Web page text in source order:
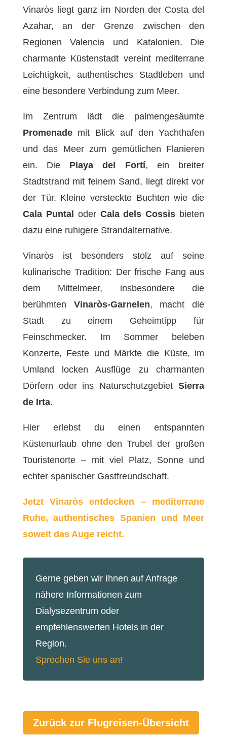
Vinaròs liegt ganz im Norden der Costa del
Azahar, an der Grenze zwischen den
Regionen Valencia und Katalonien. Die
charmante Küstenstadt vereint mediterrane
Leichtigkeit, authentisches Stadtleben und
eine besondere Verbindung zum Meer.
Im Zentrum lädt die palmengesäumte
Promenademit Blick auf den Yachthafen
und das Meer zum gemütlichen Flanieren
ein. Die Playa del Fortí, ein breiter
Stadtstrand mit feinem Sand, liegt direkt vor
der Tür. Kleine versteckte Buchten wie die
Cala Puntal
oder Cala dels Cossis bieten
dazu eine ruhigere Strandalternative.
Vinaròs ist besonders stolz auf seine
kulinarische Tradition: Der frische Fang aus
dem Mittelmeer, insbesondere die
berühmten Vinaròs-Garnelen, macht die
Stadt zu einem Geheimtipp für
Feinschmecker. Im Sommer beleben
Konzerte, Feste und Märkte die Küste, im
Umland locken Ausflüge zu charmanten
Dörfern oder ins NaturschutzgebietSierra
de Irta.
Hier erlebst du einen entspannten
Küstenurlaub ohne den Trubel der großen
Touristenorte – mit viel Platz, Sonne und
echter spanischer Gastfreundschaft.
Jetzt Vinaròs entdecken – mediterrane
Ruhe, authentisches Spanien und Meer
soweit das Auge reicht.
Gerne geben wir Ihnen auf Anfrage
nähere Informationen zum
Dialysezentrum oder
empfehlenswerten Hotels in der
Region.
Sprechen Sie uns an!
Zurück zur Flugreisen-Übersicht